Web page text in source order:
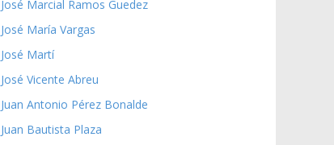
José Marcial Ramos Guedez
José María Vargas
José Martí
José Vicente Abreu
Juan Antonio Pérez Bonalde
Juan Bautista Plaza